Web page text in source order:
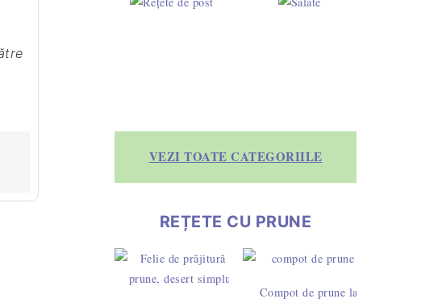
VEZI TOATE CATEGORIILE
REȚETE CU PRUNE
Compot de prune la borcan -